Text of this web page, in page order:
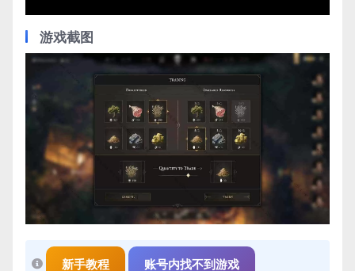
游戏截图
新手教程 账号内找不到游戏